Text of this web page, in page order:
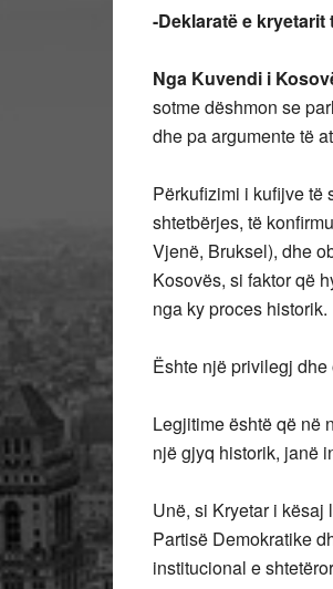
-Deklaratë e
Nga Kuvendi i
sotme dëshmon se
dhe pa argumente të
Përkufizimi i kufijve të
shtetbërjes, të
Vjenë, Bruksel), dhe
Kosovës, si faktor që
nga ky proces historik.
Ështe një privilegj
Legjitime është që në
një gjyq historik, janë
Unë, si Kryetar i kësaj
Partisë Demokratike
institucional e